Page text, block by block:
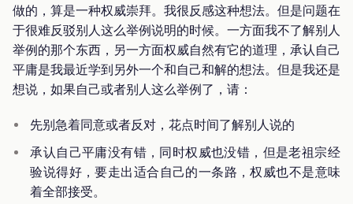
做的，算是一种权威崇拜。我很反感这种想法。但是问题在
于很难反驳别人这么举例说明的时候。一方面我不了解别人
举例的那个东西，另一方面权威自然有它的道理，承认自己
平庸是我最近学到另外一个和自己和解的想法。但是我还是
想说，如果自己或者别人这么举例了，请：
先别急着同意或者反对，花点时间了解别人说的
承认自己平庸没有错，同时权威也没错，但是老祖宗经
验说得好，要走出适合自己的一条路，权威也不是意味
着全部接受。